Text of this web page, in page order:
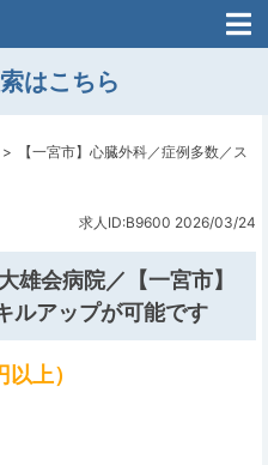
合わせ
はこちら
【一宮市】心臓外科／症例多数／ス
求人ID:B9600 2026/03/24
雄会病院／【一宮市】
ルアップが可能です
上）